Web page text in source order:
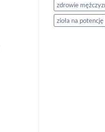
zdrowie
zioła na potencję